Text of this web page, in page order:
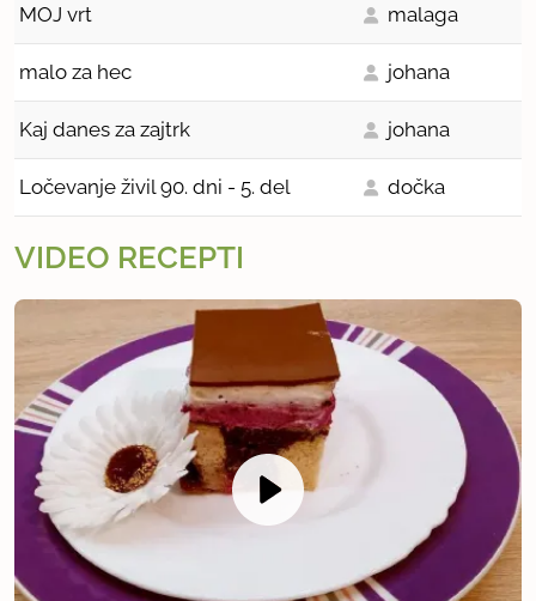
MOJ vrt malaga
malo za hec johana
Kaj danes za zajtrk johana
Ločevanje živil 90. dni - 5. del dočka
VIDEO RECEPTI